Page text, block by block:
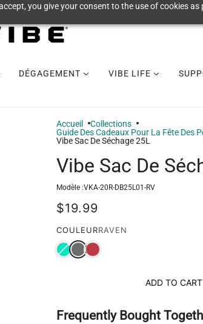
you give your consent to the use of cookies as
DÉGAGEMENT VIBE LIFE
Accueil
Collections
Guide Des Cadeaux Pour La Fête Des
Vibe Sac De Séchage 25L
Vibe Sac De
Modèle :VKA-20R-DB25L01-RV
$19.99
COULEURRAVEN
ADD TO CART
Frequently Bought